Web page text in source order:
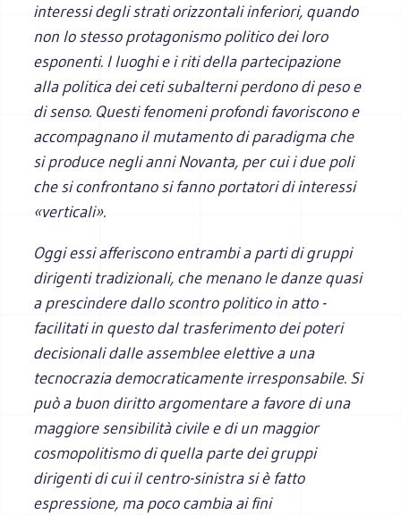
interessi degli strati orizzontali inferiori, quando
non lo stesso protagonismo politico dei loro
esponenti. I luoghi e i riti della partecipazione
alla politica dei ceti subalterni perdono di peso e
di senso. Questi fenomeni profondi favoriscono e
accompagnano il mutamento di paradigma che
si produce negli anni Novanta, per cui i due poli
che si confrontano si fanno portatori di interessi
«verticali».
Oggi essi afferiscono entrambi a parti di gruppi
dirigenti tradizionali, che menano le danze quasi
a prescindere dallo scontro politico in atto -
facilitati in questo dal trasferimento dei poteri
decisionali dalle assemblee elettive a una
tecnocrazia democraticamente irresponsabile. Si
può a buon diritto argomentare a favore di una
maggiore sensibilità civile e di un maggior
cosmopolitismo di quella parte dei gruppi
dirigenti di cui il centro-sinistra si è fatto
espressione, ma poco cambia ai fini